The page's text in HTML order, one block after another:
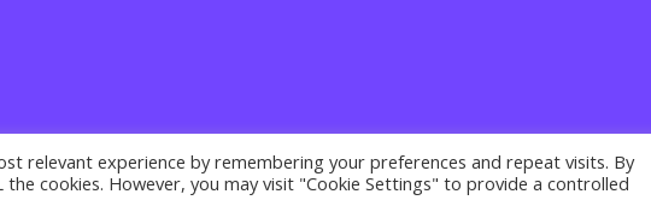
relevant experience by remembering your preferences and repeat visits. By
the cookies. However, you may visit "Cookie Settings" to provide a controlled